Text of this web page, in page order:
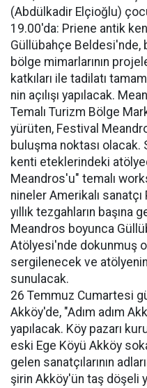
(Abdülkadir Elçioğlu)
19.00'da: Priene antik
Güllübahçe Beldesi'nde,
bölge mimarlarının
katkıları ile tadilatı
nin açılışı yapılacak.
Temalı Turizm Bölge
yürüten, Festival
buluşma noktası olacak.
kenti eteklerindeki
Meandros'u" temalı
nineler Amerikalı
yıllık tezgahların başına
Meandros boyunca
Atölyesi'nde dokunmuş
sergilenecek ve atölyenin
sunulacak.
26 Temmuz Cumartesi
Akköy'de, "Adım adım
yapılacak. Köy pazarı
eski Ege Köyü Akköy
gelen sanatçılarının
şirin Akköy'ün taş döşeli